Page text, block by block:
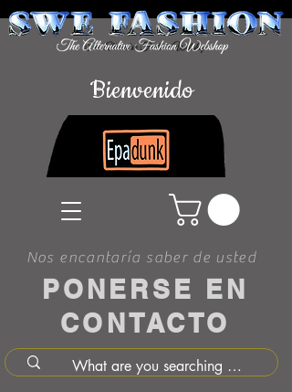
PONERSE EN
CONTACTO
Nos encantaría saber de usted
Bienvenido